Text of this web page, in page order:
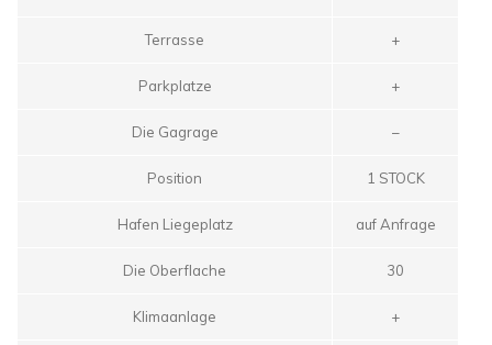
Terrasse +
Parkplatze +
Die Gagrage –
Position 1 STOCK
Hafen Liegeplatz auf Anfrage
Die Oberflache 30
Klimaanlage +